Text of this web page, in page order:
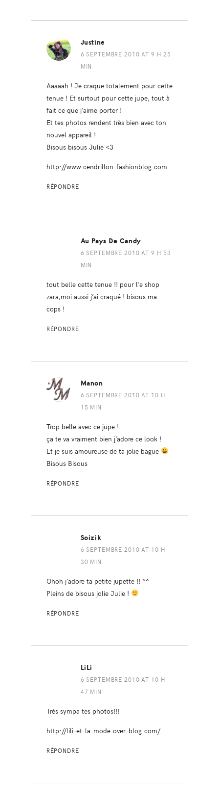
Justine
6 SEPTEMBRE 2010 AT 9 H 25
MIN
Aaaaah ! Je craque totalement pour cette
tenue ! Et surtout pour cette jupe, tout à
fait ce que j’aime porter !
Et tes photos rendent très bien avec ton
nouvel appareil !
Bisous bisous Julie <3
http://www.cendrillon-fashionblog.com
RÉPONDRE
Au Pays De Candy
6 SEPTEMBRE 2010 AT 9 H 53
MIN
tout belle cette tenue !! pour l’e shop
zara,moi aussi j’ai craqué ! bisous ma
cops !
RÉPONDRE
Manon
6 SEPTEMBRE 2010 AT 10 H
15 MIN
Trop belle avec ce jupe !
ça te va vraiment bien j’adore ce look !
Et je suis amoureuse de ta jolie bague
Bisous Bisous
RÉPONDRE
Soizik
6 SEPTEMBRE 2010 AT 10 H
30 MIN
Ohoh j’adore ta petite jupette !! ^^
Pleins de bisous jolie Julie !
RÉPONDRE
LiLi
6 SEPTEMBRE 2010 AT 10 H
47 MIN
Très sympa tes photos!!!
http://lili-et-la-mode.over-blog.com/
RÉPONDRE